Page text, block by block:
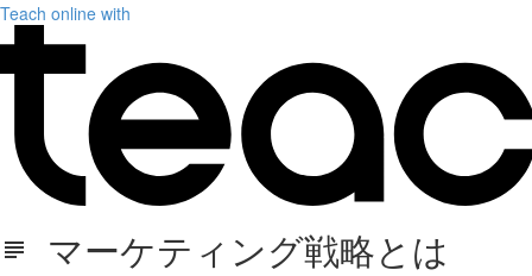
Teach online with
マーケティング戦略とは